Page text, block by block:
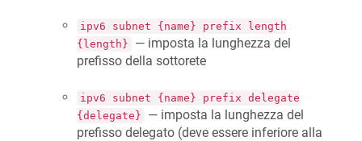
ipv6 subnet {name} prefix length
{length}
— imposta la lunghezza del
prefisso della sottorete
ipv6 subnet {name} prefix delegate
{delegate}
— imposta la lunghezza del
prefisso delegato (deve essere inferiore alla